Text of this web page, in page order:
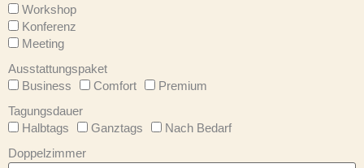
Workshop
Konferenz
Meeting
Ausstattungspaket
Business
Comfort
Premium
Tagungsdauer
Halbtags
Ganztags
Nach Bedarf
Doppelzimmer